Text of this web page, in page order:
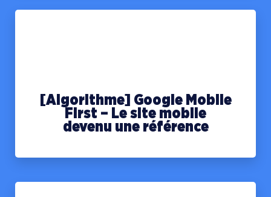
[Algorithme] Google Mobile
First – Le site mobile
devenu une référence